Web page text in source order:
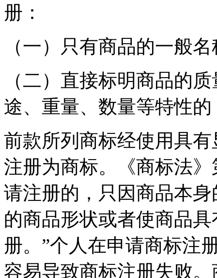
册：
（一）只有商品的一般
（二）直接标明商品的
途、重量、数量等特性的
前款所列商标经使用具
注册为商标。《商标法
请注册的，只因商品本
的商品形状或者使商品
册。”个人在申请商标注
容易导致商标注册失败